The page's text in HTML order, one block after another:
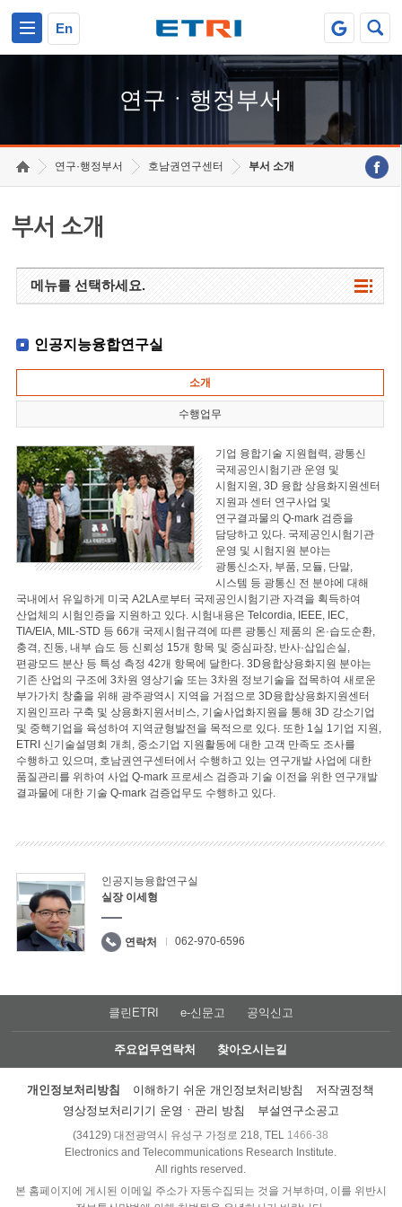
En
연구ㆍ행정부서
연구·행정부서 호남권연구센터 부서 소개
부서 소개
메뉴를 선택하세요.
인공지능융합연구실
소개
수행업무
기업 융합기술 지원협력, 광통신
국제공인시험기관 운영 및
시험지원, 3D 융합 상용화지원센터
지원과 센터 연구사업 및
연구결과물의 Q-mark 검증을
담당하고 있다. 국제공인시험기관
운영 및 시험지원 분야는
광통신소자, 부품, 모듈, 단말,
시스템 등 광통신 전 분야에 대해
국내에서 유일하게 미국 A2LA로부터 국제공인시험기관 자격을 획득하여
산업체의 시험인증을 지원하고 있다. 시험내용은 Telcordia, IEEE, IEC,
TIA/EIA, MIL-STD 등 66개 국제시험규격에 따른 광통신 제품의 온·습도순환,
충격, 진동, 내부 습도 등 신뢰성 15개 항목 및 중심파장, 반사·삽입손실,
편광모드 분산 등 특성 측정 42개 항목에 달한다. 3D융합상용화지원 분야는
기존 산업의 구조에 3차원 영상기술 또는 3차원 정보기술을 접목하여 새로운
부가가치 창출을 위해 광주광역시 지역을 거점으로 3D융합상용화지원센터
지원인프라 구축 및 상용화지원서비스, 기술사업화지원을 통해 3D 강소기업
및 중핵기업을 육성하여 지역균형발전을 목적으로 있다. 또한 1실 1기업 지원,
ETRI 신기술설명회 개최, 중소기업 지원활동에 대한 고객 만족도 조사를
수행하고 있으며, 호남권연구센터에서 수행하고 있는 연구개발 사업에 대한
품질관리를 위하여 사업 Q-mark 프로세스 검증과 기술 이전을 위한 연구개발
결과물에 대한 기술 Q-mark 검증업무도 수행하고 있다.
인공지능융합연구실
실장 이세형
연락처 062-970-6596
클린ETRI e-신문고 공익신고
주요업무연락처 찾아오시는길
개인정보처리방침 이해하기 쉬운 개인정보처리방침
저작권정책
영상정보처리기기 운영ㆍ관리 방침
부설연구소공고
(34129) 대전광역시 유성구 가정로 218, TEL 1466-38
Electronics and Telecommunications Research Institute.
All rights reserved.
본 홈페이지에 게시된 이메일 주소가 자동수집되는 것을 거부하며, 이를 위반시